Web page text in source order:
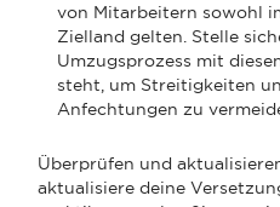
von Mitarbeitern sowohl
Zielland gelten. Stelle
Umzugsprozess mit
steht, um Streitigkeiten
Anfechtungen zu
Überprüfen und
aktualisiere deine